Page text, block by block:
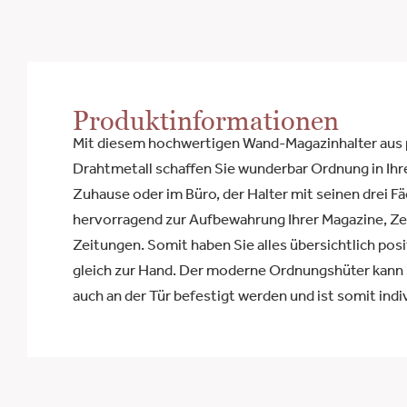
Produktinformationen
Mit diesem hochwertigen Wand-Magazinhalter
Drahtmetall schaffen Sie wunderbar Ordnung in
Zuhause oder im Büro, der Halter mit seinen drei
hervorragend zur Aufbewahrung Ihrer Magazine,
Zeitungen. Somit haben Sie alles übersichtlich
gleich zur Hand. Der moderne Ordnungshüter kann
auch an der Tür befestigt werden und ist somit